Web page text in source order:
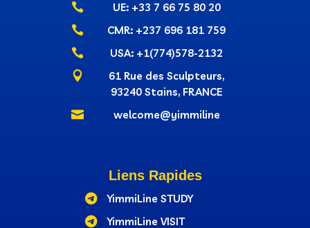
 UE: +33 7 66 75 80 20
 CMR: +237‭ 696 181 759
 USA: +1(774)578-2132

61 Rue des Sculpteurs,
93240 Stains, FRANCE
 welcome@yimmiline
Liens Rapides

YimmiLine STUDY

YimmiLine VISIT